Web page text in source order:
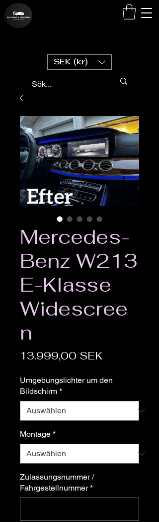
SEK (kr)
Mercedes-
Benz W213
E-Klasse
Widescree
n
13.999,00 SEK
Umgebungslichter um den
Bildschirm *
Montage *
Zulassungsnummer /
Fahrgestellnummer *